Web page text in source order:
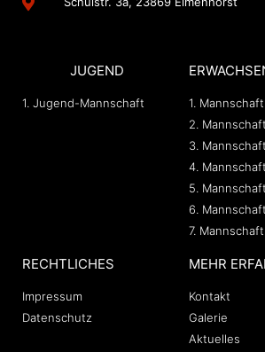
JUGEND
1. Jugend-Mannschaft
1. Mannschaft
2. Mannschaft
3. Mannschaft
4. Mannschaft
5. Mannschaft
6. Mannschaft
7. Mannschaft
RECHTLICHES
Impressum
Datenschutz
MEHR
Kontakt
Galerie
Aktuelles